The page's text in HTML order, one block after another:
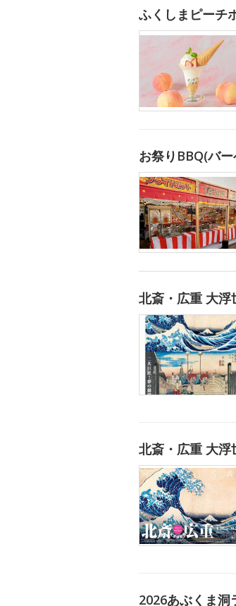
ふくしまピーチ
お祭りBBQ(バ
北斎・広重 大浮
北斎・広重 大浮
2026あぶくま洞